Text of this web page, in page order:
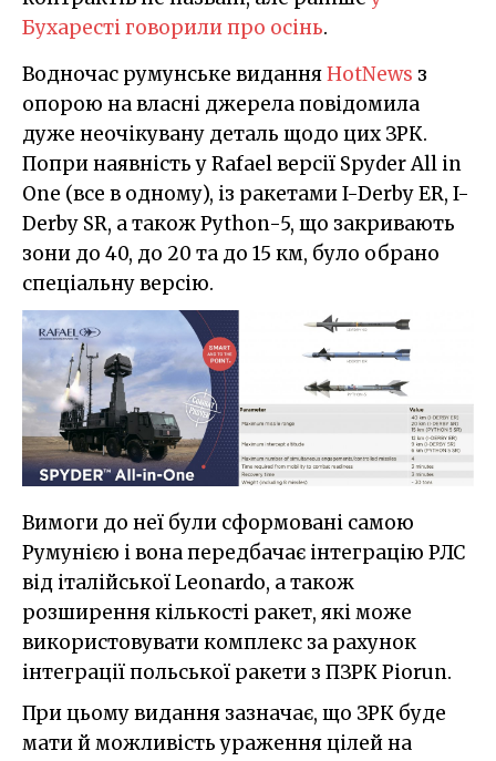
Бухаресті говорили про осінь.
Водночас румунське виданняHotNews з
опорою на власні джерела повідомила
дуже неочікувану деталь щодо цих ЗРК.
Попри наявність у Rafael версії Spyder All in
One (все в одному), із ракетами I-Derby ER, I-
Derby SR, а також Python-5, що закривають
зони до 40, до 20 та до 15 км, було обрано
спеціальну версію.
Вимоги до неї були сформовані самою
Румунією і вона передбачає інтеграцію РЛС
від італійської Leonardo, а також
розширення кількості ракет, які може
використовувати комплекс за рахунок
інтеграції польської ракети з ПЗРК Piorun.
При цьому видання зазначає, що ЗРК буде
мати й можливість ураження цілей на